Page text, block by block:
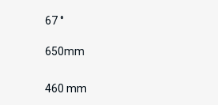
67 °
650mm
460 mm